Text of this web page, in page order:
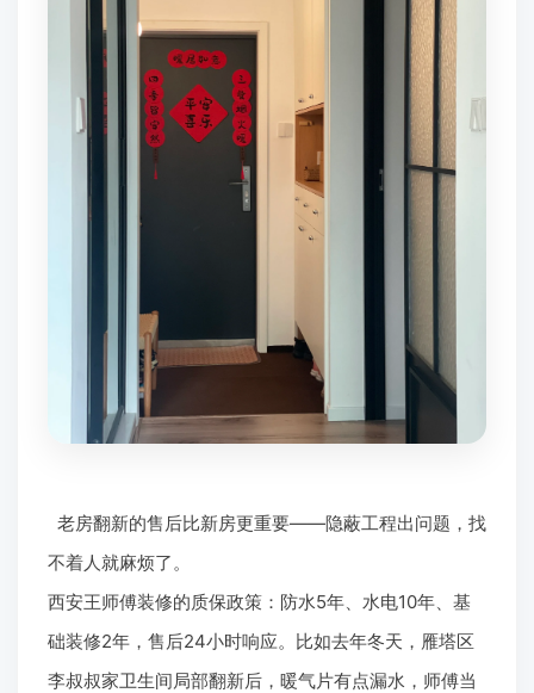
老房翻新的售后比新房更重要——隐蔽工程出问题，找
不着人就麻烦了。
西安王师傅装修的质保政策：防水5年、水电10年、基
础装修2年，售后24小时响应。比如去年冬天，雁塔区
李叔叔家卫生间局部翻新后，暖气片有点漏水，师傅当